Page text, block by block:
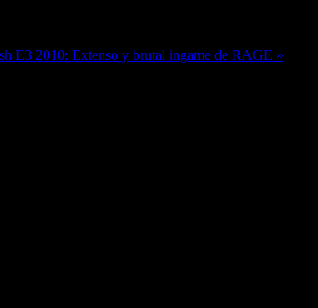
E3 2010: Extenso y brutal ingame de RAGE »